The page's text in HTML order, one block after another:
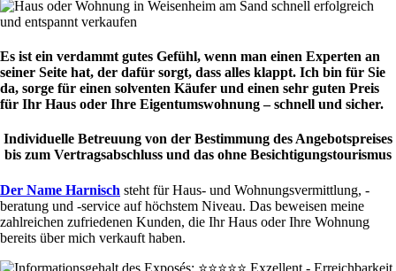
Es ist ein verdammt gutes Gefühl, wenn man einen Experten an
seiner Seite hat, der dafür sorgt, dass alles klappt. Ich bin für Sie
da, sorge für einen solventen Käufer und einen sehr guten Preis
für Ihr Haus oder Ihre Eigentumswohnung – schnell und sicher.
Individuelle Betreuung von der Bestimmung des Angebotspreises
bis zum Vertragsabschluss und das ohne Besichtigungstourismus
Der Name Harnisch steht für Haus- und Wohnungsvermittlung, -
beratung und -service auf höchstem Niveau. Das beweisen meine
zahlreichen zufriedenen Kunden, die Ihr Haus oder Ihre Wohnung
bereits über mich verkauft haben.